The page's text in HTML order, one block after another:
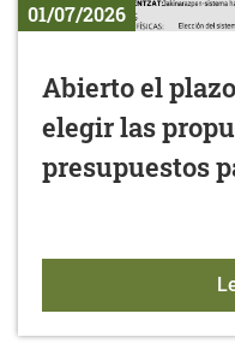
01/07/2026
Abierto el
elegir las
presupuestos